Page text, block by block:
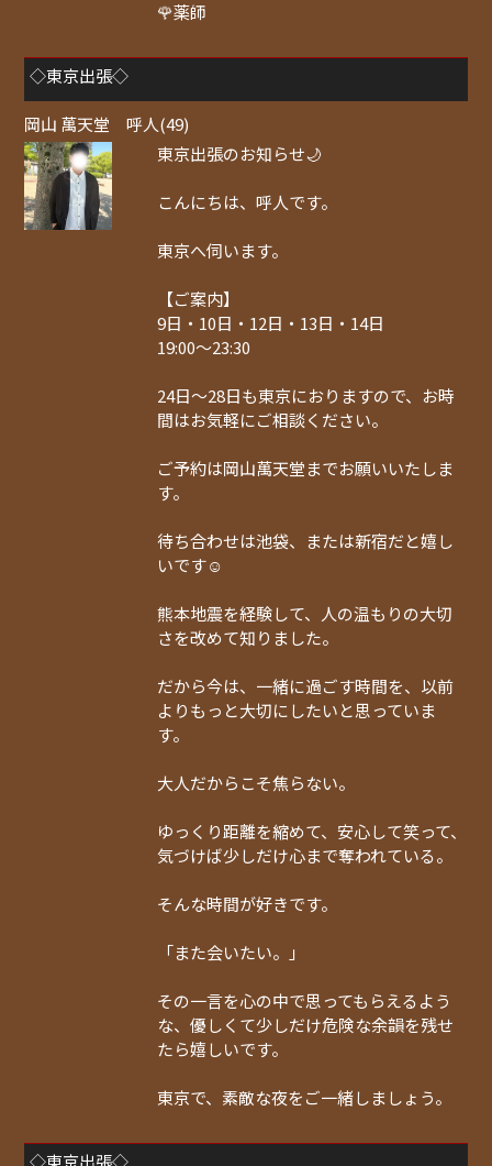
🌹薬師
◇東京出張◇
岡山 萬天堂 呼人(49)
東京出張のお知らせ🌙
こんにちは、呼人です。
東京へ伺います。
【ご案内】
9日・10日・12日・13日・14日
19:00〜23:30
24日〜28日も東京におりますので、お時
間はお気軽にご相談ください。
ご予約は岡山萬天堂までお願いいたしま
す。
待ち合わせは池袋、または新宿だと嬉し
いです☺️
熊本地震を経験して、人の温もりの大切
さを改めて知りました。
だから今は、一緒に過ごす時間を、以前
よりもっと大切にしたいと思っていま
す。
大人だからこそ焦らない。
ゆっくり距離を縮めて、安心して笑って、
気づけば少しだけ心まで奪われている。
そんな時間が好きです。
「また会いたい。」
その一言を心の中で思ってもらえるよう
な、優しくて少しだけ危険な余韻を残せ
たら嬉しいです。
東京で、素敵な夜をご一緒しましょう。
◇東京出張◇